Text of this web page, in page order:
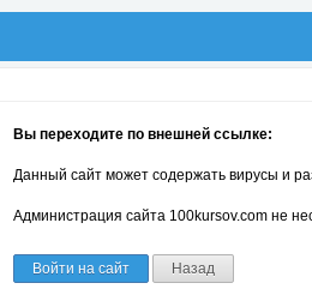
Вы переходите по внешней ссылке:
Данный сайт может содержать вирусы и
Администрация сайта 100kursov.com не
Войти на сайт Назад